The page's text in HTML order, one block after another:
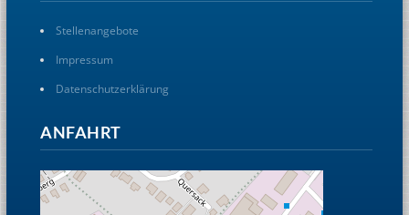
Stellenangebote
Impressum
Datenschutzerklärung
ANFAHRT